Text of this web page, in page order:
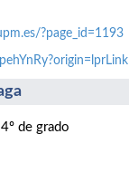
?page_id=1193
de grado